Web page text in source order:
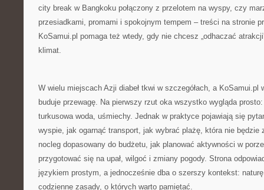
city break w Bangkoku połączony z przelotem na wyspy, czy
przesiadkami, promami i spokojnym tempem – treści na stronie
KoSamui.pl pomaga też wtedy, gdy nie chcesz „odhaczać
klimat.
W wielu miejscach Azji diabeł tkwi w szczegółach, a KoSamui.pl
buduje przewagę. Na pierwszy rzut oka wszystko wygląda
turkusowa woda, uśmiechy. Jednak w praktyce pojawiają się
wyspie, jak ogarnąć transport, jak wybrać plażę, która nie będzie
nocleg dopasowany do budżetu, jak planować aktywności w
przygotować się na upał, wilgoć i zmiany pogody. Strona
językiem prostym, a jednocześnie dba o szerszy kontekst:
codzienne zasady, o których warto pamiętać.